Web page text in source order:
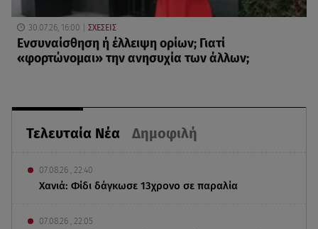
Τελευταία Νέα Δημοφιλή
07.08.26 , 22:40
Χανιά: Φίδι δάγκωσε 13χρονο σε παραλία
07.08.26 , 22:05
30.07.26, 16:00 ΣΧΕΣΕΙΣ
Eνσυναίσθηση ή έλλειψη ορίων; Γιατί
«φορτώνομαι» την ανησυχία των άλλων;